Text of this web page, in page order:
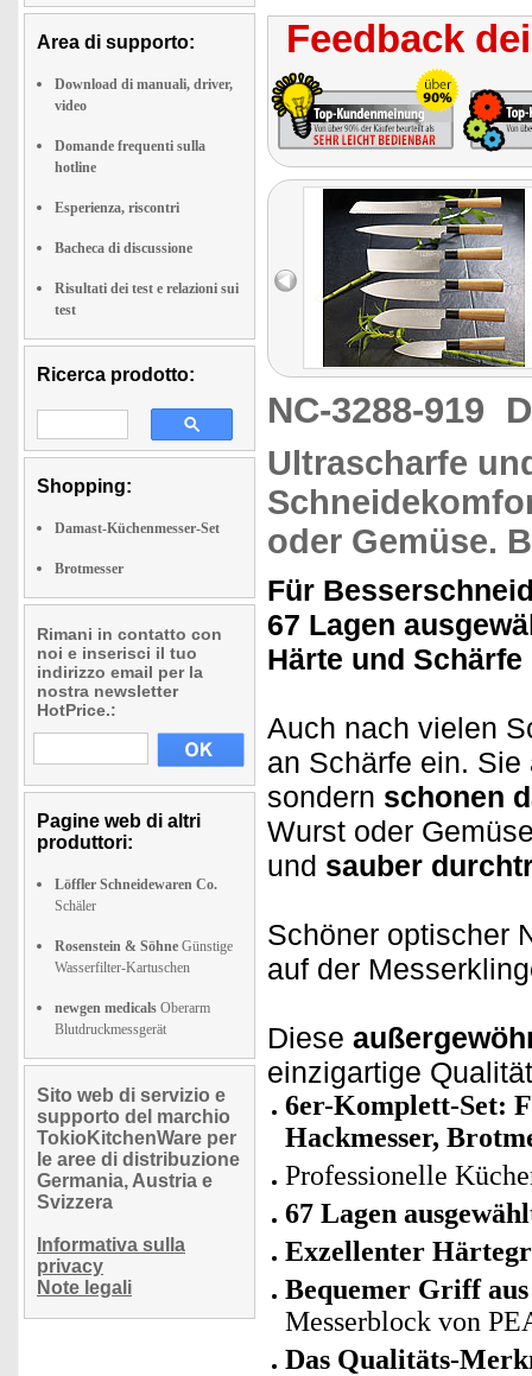
Area di supporto:
Download di manuali, driver,
video
Domande frequenti sulla
hotline
Esperienza, riscontri
Bacheca di discussione
Risultati dei test e relazioni sui
test
Ricerca prodotto:
Shopping:
Damast-Küchenmesser-Set
Brotmesser
Rimani in contatto con
noi e inserisci il tuo
indirizzo email per la
nostra newsletter
HotPrice.:
Pagine web di altri
produttori:
Löffler Schneidewaren Co.
Schäler
Rosenstein & Söhne Günstige
Wasserfilter-Kartuschen
newgen medicals Oberarm
Blutdruckmessgerät
Sito web di servizio e
supporto del marchio
TokioKitchenWare per
le aree di distribuzione
Germania, Austria e
Svizzera
Informativa sulla
privacy
Note legali
Feedback
NC-3288-919
Ultrascharfe
oder Gemüse.
Für
67 Lagen
Härte und Schärfe
Auch nach vielen
an Schärfe ein.
sondern schonen
Wurst oder
und sauber
Schöner optischer
auf der
Diese
einzigartige
6er-Komplett-Set:
Hackmesser,
Professionelle
67 Lagen
Exzellenter
Bequemer Griff
Messerblock von
Das Qualitäts-